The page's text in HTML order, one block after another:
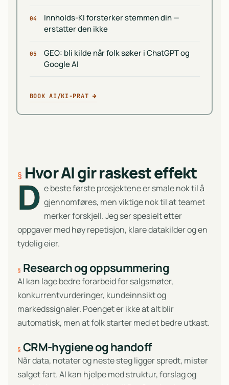
04
Innholds-KI forsterker stemmen din —
erstatter den ikke
05
GEO: bli kilde når folk søker i ChatGPT og
Google AI
BOOK AI/KI-PRAT →
Hvor AI gir raskest effekt
D e beste første prosjektene er smale nok til å
gjennomføres, men viktige nok til at teamet
merker forskjell. Jeg ser spesielt etter
oppgaver med høy repetisjon, klare datakilder og en
tydelig eier.
Research og oppsummering
AI kan lage bedre forarbeid for salgsmøter,
konkurrentvurderinger, kundeinnsikt og
markedssignaler. Poenget er ikke at alt blir
automatisk, men at folk starter med et bedre utkast.
CRM-hygiene og handoff
Når data, notater og neste steg ligger spredt, mister
salget fart. AI kan hjelpe med struktur, forslag og